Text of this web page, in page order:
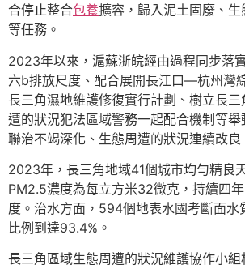
合停止整合包養擴容，歸入泥土固廢、
等任務。
2023年以來，滬蘇浙皖經由過程同步落
六b排放尺度、配合展開長江口—杭州灣
長三角濕地維護修復實行計劃、樹立長三
遭的狀況犯法區域警務一起配合機制等
聯治不竭深化、生態周遭的狀況連續改良
2023年，長三角地域41個城市均勻精良
PM2.5濃度為每立方米32微克，持續四
度。治水方面，594個地表水國考斷面水
比例到達93.4%。
長三角區域生態周遭的狀況維護協作小組